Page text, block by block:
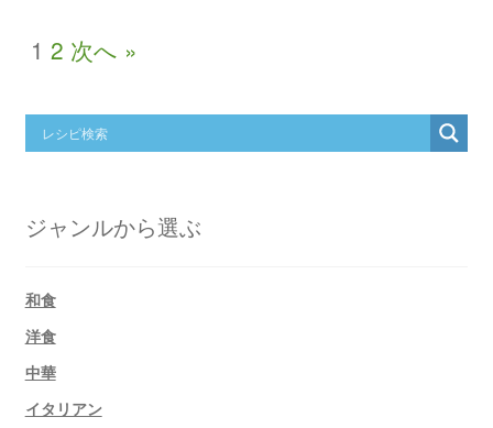
1 2 次へ »
ジャンルから選ぶ
和食
洋食
中華
イタリアン